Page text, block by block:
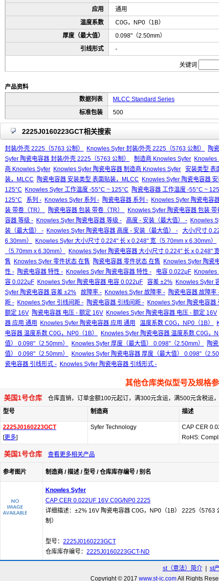
应用
通用
温度系数
C0G，NP0（1B）
厚度（最大值）
0.098"（2.50mm）
引线形式
-
关键词
产品资料
数据列表
MLCC Standard Series
标准包装
500
2225J0160223GCT相关搜索
封装/外壳 2225（5763 公制） Knowles Syfer 封装/外壳 2225（5763 公制）
陶
Syfer 陶瓷电容器 封装/外壳 2225（5763 公制）
制造商 Knowles Syfer Knowles
商 Knowles Syfer Knowles Syfer 陶瓷电容器 制造商 Knowles Syfer
安装类型 表
装，MLCC
陶瓷电容器 安装类型 表面贴装，MLCC
Knowles Syfer 陶瓷电容器
125°C
Knowles Syfer 工作温度 -55°C ~ 125°C
陶瓷电容器 工作温度 -55°C ~
125°C
系列 - Knowles Syfer 系列 - 陶瓷电容器 系列 - Knowles Syfer 陶瓷电容
装 带卷（TR）
陶瓷电容器 包装 带卷（TR）
Knowles Syfer 陶瓷电容器 包装
容器 等级 - Knowles Syfer 陶瓷电容器 等级 - 高度 - 安装（最大值） - Knowles
装（最大值） - Knowles Syfer 陶瓷电容器 高度 - 安装（最大值） -
大小/尺寸
6.30mm）
Knowles Syfer 大小/尺寸 0.224" 长 x 0.248" 宽（5.70mm x 6.30mm）
（5.70mm x 6.30mm）
Knowles Syfer 陶瓷电容器 大小/尺寸 0.224" 长 x 0.248"
售
Knowles Syfer 零件状态 在售 陶瓷电容器 零件状态 在售
Knowles Syfer 陶瓷
性 - 陶瓷电容器 特性 - Knowles Syfer 陶瓷电容器 特性 - 电容 0.022μF Knowles
容 0.022μF Knowles Syfer 陶瓷电容器 电容 0.022μF 容差 ±2% Knowles Syfer
Syfer 陶瓷电容器 容差 ±2%
故障率 - Knowles Syfer 故障率 - 陶瓷电容器 故障率
距 - Knowles Syfer 引线间距 - 陶瓷电容器 引线间距 - Knowles Syfer 陶瓷电容器
额定 16V 陶瓷电容器 电压 - 额定 16V Knowles Syfer 陶瓷电容器 电压 - 额定 16V
器 应用 通用
Knowles Syfer 陶瓷电容器 应用 通用 温度系数 C0G，NP0（1B）
电容器 温度系数 C0G，NP0（1B）
Knowles Syfer 陶瓷电容器 温度系数 C0G，
值） 0.098"（2.50mm）
Knowles Syfer 厚度（最大值） 0.098"（2.50mm）
陶
值） 0.098"（2.50mm）
Knowles Syfer 陶瓷电容器 厚度（最大值） 0.098"（
瓷电容器 引线形式 - Knowles Syfer 陶瓷电容器 引线形式 -
其他仓库类似型号及规格
美国1号仓库 仓库直销，订单金额100元起订，满300元含运，满500元含税运
型号
制造商 描述
2225J0160223GCT
[更多]
Syfer Technology
CAP CER
RoHS:
美国1号仓库 查看更多相关产品
参考图片 制造商 / 描述 / 型号 / 仓库库存编号 / 别名
Knowles Syfer
CAP CER 0.022UF 16V C0G/NP0 2225
详细描述：±2% 16V 陶瓷电容器 C0G，NP0（1B） 2225（5763
制）
型号： 2225J0160223GCT
仓库库存编号： 2225J0160223GCT-ND
st（意法）简介| st
Copyright © 2017 www.st-ic.comAll Rights